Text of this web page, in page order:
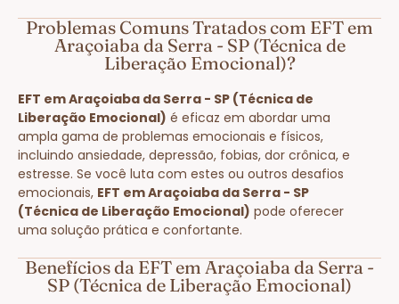
Problemas Comuns Tratados com EFT em
Araçoiaba da Serra - SP (Técnica de
Liberação Emocional)?
EFT em Araçoiaba da Serra - SP (Técnica de
Liberação Emocional) é eficaz em abordar uma
ampla gama de problemas emocionais e físicos,
incluindo ansiedade, depressão, fobias, dor crônica, e
estresse. Se você luta com estes ou outros desafios
emocionais, EFT em Araçoiaba da Serra - SP
(Técnica de Liberação Emocional) pode oferecer
uma solução prática e confortante.
Benefícios da EFT em Araçoiaba da Serra -
SP (Técnica de Liberação Emocional)